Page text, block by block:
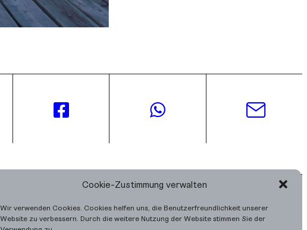
Cookie-Zustimmung verwalten
Wir verwenden Cookies. Cookies helfen uns, die Benutzerfreundlichkeit unserer
Website zu verbessern. Durch die weitere Nutzung der Website stimmen Sie der